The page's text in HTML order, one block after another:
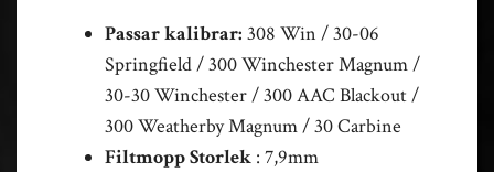
Passar kalibrar: 308 Win / 30-06
Springfield / 300 Winchester Magnum /
30-30 Winchester / 300 AAC Blackout /
300 Weatherby Magnum / 30 Carbine
Filtmopp Storlek : 7,9mm